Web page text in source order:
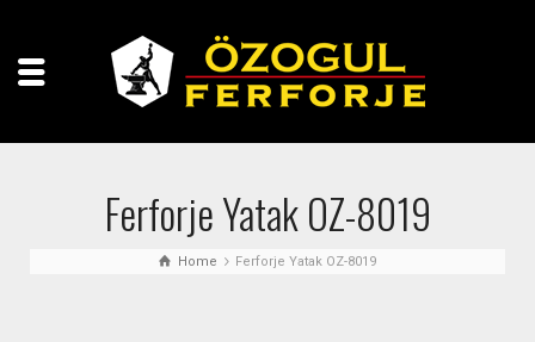
Ferforje Yatak OZ-8019
Home Ferforje Yatak OZ-8019